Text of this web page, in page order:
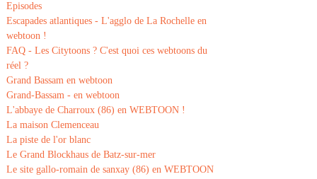
Episodes
Escapades atlantiques - L'agglo de La Rochelle en
webtoon !
FAQ - Les Citytoons ? C'est quoi ces webtoons du
réel ?
Grand Bassam en webtoon
Grand-Bassam - en webtoon
L'abbaye de Charroux (86) en WEBTOON !
La maison Clemenceau
La piste de l'or blanc
Le Grand Blockhaus de Batz-sur-mer
Le site gallo-romain de sanxay (86) en WEBTOON